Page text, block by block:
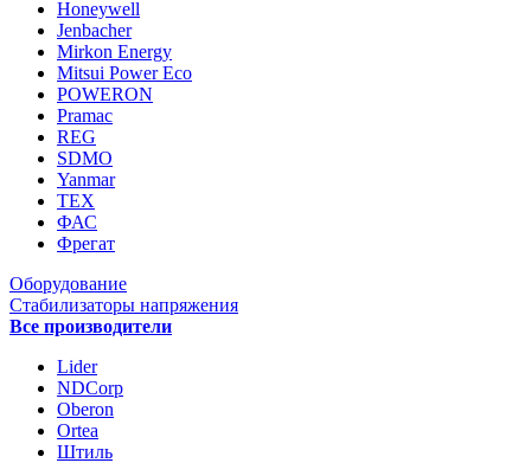
Honeywell
Jenbacher
Mirkon Energy
Mitsui Power Eco
POWERON
Pramac
REG
SDMO
Yanmar
ТЕХ
ФАС
Фрегат
Оборудование
Стабилизаторы напряжения
Все производители
Lider
NDCorp
Oberon
Ortea
Штиль